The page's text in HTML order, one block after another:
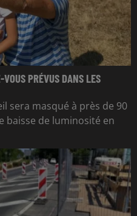
PRÉVUS DANS LES
sera masqué à près de 90
baisse de luminosité en